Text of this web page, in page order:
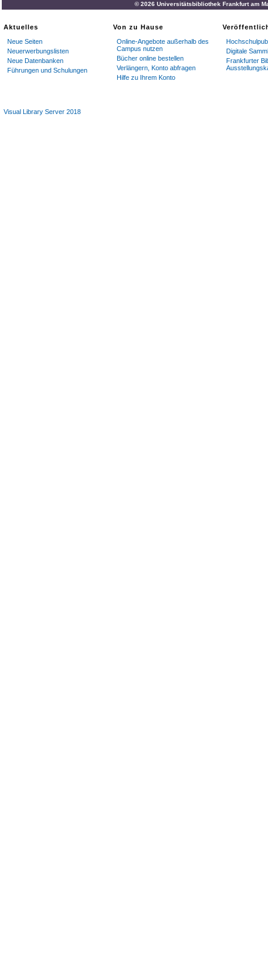
© 2026 Universitätsbibliothek Frankfurt am
Aktuelles
Neue Seiten
Neuerwerbungslisten
Neue Datenbanken
Führungen und Schulungen
Von zu Hause
Online-Angebote außerhalb des
Campus nutzen
Bücher online bestellen
Verlängern, Konto abfragen
Hilfe zu Ihrem Konto
Digitale
Frankfurter
Visual Library Server 2018